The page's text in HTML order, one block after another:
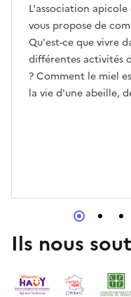
L'association apicole
vous propose de
Qu'est-ce que vivre
différentes activités
? Comment le miel
la vie d'une abeille,
Ils nous